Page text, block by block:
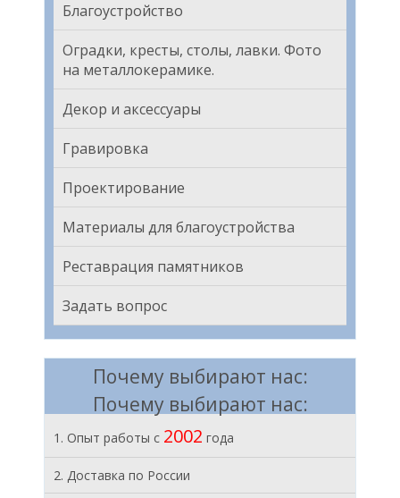
Благоустройство
Оградки, кресты, столы, лавки. Фото
на металлокерамике.
Декор и аксессуары
Гравировка
Проектирование
Материалы для благоустройства
Реставрация памятников
Задать вопрос
Почему выбирают нас:
Почему выбирают нас:
1. Опыт работы с 2002 года
2. Доставка по России